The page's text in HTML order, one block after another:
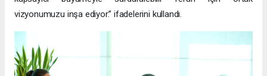
vizyonumuzu inşa ediyor.” ifadelerini kullandı.